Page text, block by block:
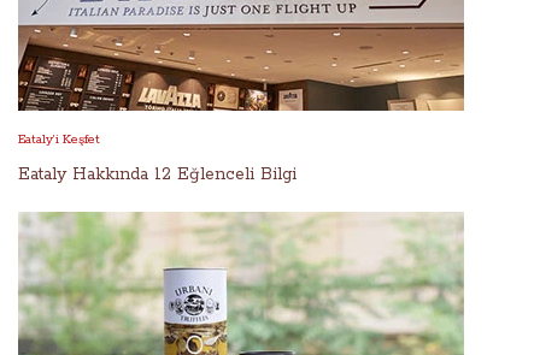
Eataly’i Keşfet
Eataly Hakkında 12 Eğlenceli Bilgi